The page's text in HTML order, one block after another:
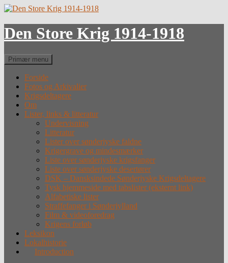
Hop
indhold
Den Store Krig 1914-1918
Søg
Primær menu
Forside
Fotos og Arkivalier
Krigsdeltagere
Om
Lister, links & litteratur
Undervisning
Litteratur
Lister over sønderjyske faldne
Krigergrave og mindesmærker
Liste over sønderjyske krigsfanger
Liste over sønderjyske desertører
DSK – Dansksindede Sønderjyske Krigsdeltagere
Tysk hjemmeside med tabslister (eksternt link)
Alfabetiske lister
Straffefanger i Sønderjylland
Film & videoforedrag
Krigens forløb
Leksikon
Lokalhistorie
Introduction